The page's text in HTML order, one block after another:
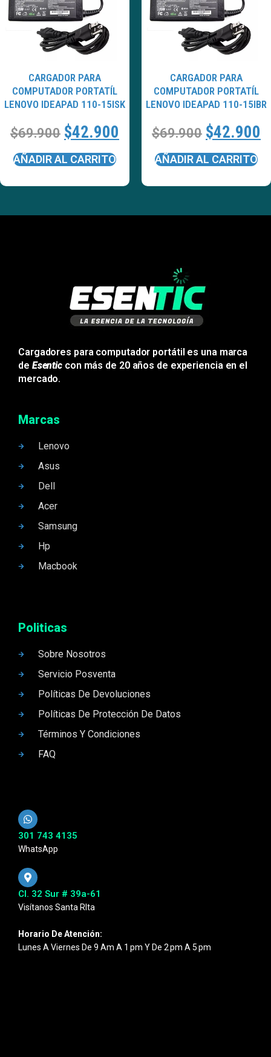
CARGADOR PARA
COMPUTADOR PORTATÍL
LENOVO IDEAPAD 110-15ISK
$69.900 $42.900
AÑADIR AL CARRITO
CARGADOR PARA
COMPUTADOR PORTATÍL
LENOVO IDEAPAD 110-15IBR
$69.900 $42.900
AÑADIR AL CARRITO
Cargadores para computador portátil es una marca
de Esentic con más de 20 años de experiencia en el
mercado.
Marcas
Lenovo
Asus
Dell
Acer
Samsung
Hp
Macbook
Politicas
Sobre Nosotros
Servicio Posventa
Políticas De Devoluciones
Políticas De Protección De Datos
Términos Y Condiciones
FAQ
301 743 4135
WhatsApp
Cl. 32 Sur # 39a-61
Visítanos Santa RIta
Horario De Atención:
Lunes A Viernes De 9 Am A 1 Pm Y De 2 Pm A 5 Pm